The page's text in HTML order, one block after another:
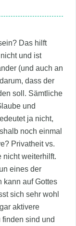
Das hilft
und ist
(und auch an
dass der
soll. Sämtliche
und
ja nicht,
noch einmal
Privatheit vs.
nicht weiterhilft.
eines der
kann auf Gottes
sich sehr wohl
aktivere
sind und